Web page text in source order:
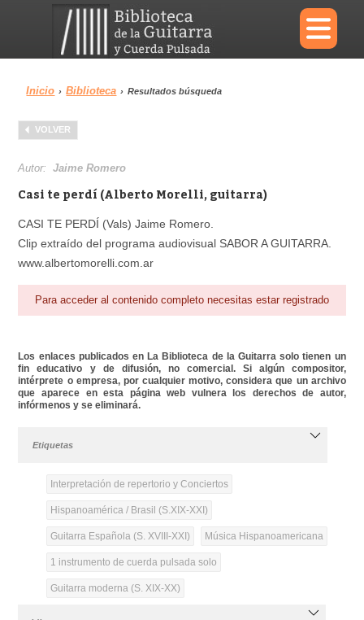
×
Menu
Biblioteca
Área personal Reproductor
Inicio › Biblioteca › Resultados búsqueda
VOLVER
Autor:Jaime Romero
Casi te perdí (Alberto Morelli, guitarra)
CASI TE PERDÍ (Vals) Jaime Romero.
Clip extraído del programa audiovisual SABOR A GUITARRA.
www.albertomorelli.com.ar
Para acceder al contenido completo necesitas estar registrado
Los enlaces publicados en La Biblioteca de la Guitarra solo tienen un
fin educativo y de difusión, no comercial. Si algún compositor,
intérprete o empresa, por cualquier motivo, considera que un archivo
que aparece en esta página web vulnera los derechos de autor,
infórmenos y se eliminará.
Etiquetas
Interpretación de repertorio y Conciertos
Hispanoamérica / Brasil (S.XIX-XXI)
Guitarra Española (S. XVIII-XXI) Música Hispanoamericana
1 instrumento de cuerda pulsada solo
Guitarra moderna (S. XIX-XX)